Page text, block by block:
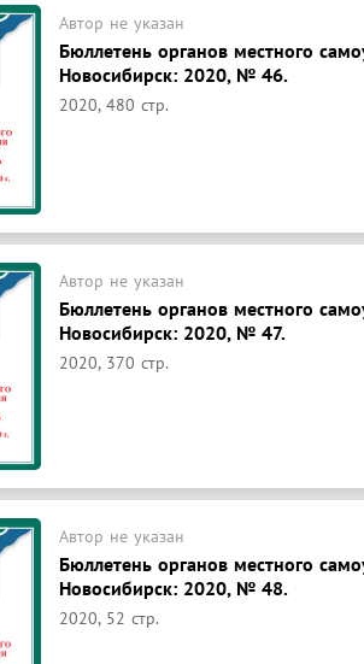
Автор не указан
Бюллетень органов местного
Новосибирск: 2020, № 46.
2020, 480 стр.
Автор не указан
Бюллетень органов местного
Новосибирск: 2020, № 47.
2020, 370 стр.
Автор не указан
Бюллетень органов местного
Новосибирск: 2020, № 48.
2020, 52 стр.